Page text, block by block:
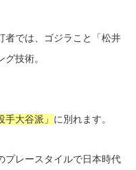
者では、ゴジラこと「松井
技術。
手大谷派」 に別れます。
プレースタイルで日本時代